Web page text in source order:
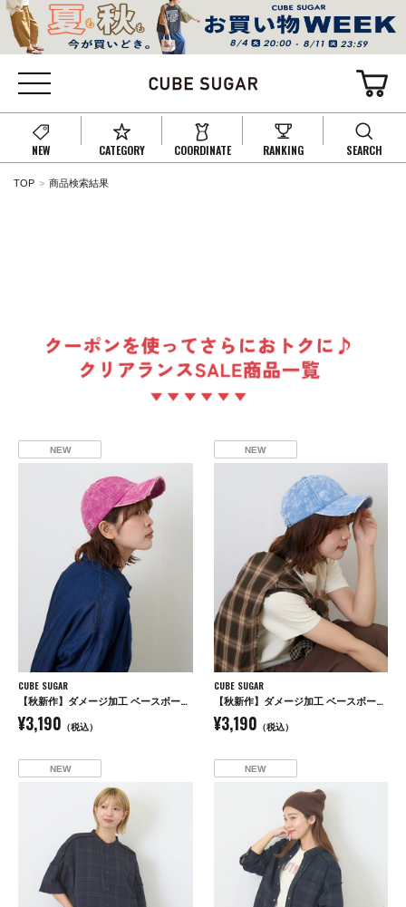
NEW CATEGORY COORDINATE RANKING SEARCH
TOP 商品検索結果
NEW
CUBE SUGAR
【秋新作】ダメージ加工 ベースボール キャップ
¥3,190 （税込）
NEW
CUBE SUGAR
【秋新作】ダメージ加工 ベースボール キャップ
¥3,190 （税込）
NEW NEW